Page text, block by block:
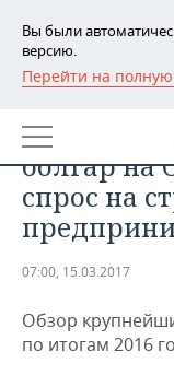
Вы были
версию.
Перейти на
РЕГИОНЫ
БАШКОРТОСТАН
ТАТАРСТАН
УДМУРТИЯ
НОВОСТИ
АНАЛИТИКА
НОВОСТИ
ДЕКЛАРАЦИИ О
КОРОЛИ
ЭКОНОМИКА
НОВОСТИ
ФИНАНСЫ
НОВОСТИ
НЕДВИЖИМОСТЬ
болгар на
спрос на
07:00, 15.03.2017
Обзор
по итогам 2016